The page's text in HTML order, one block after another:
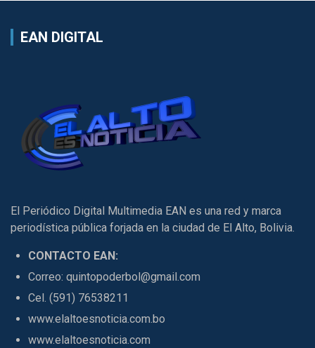
EAN DIGITAL
El Periódico Digital Multimedia EAN es una red y marca
periodística pública forjada en la ciudad de El Alto, Bolivia.
CONTACTO EAN:
Correo: quintopoderbol@gmail.com
Cel. (591) 76538211
www.elaltoesnoticia.com.bo
www.elaltoesnoticia.com